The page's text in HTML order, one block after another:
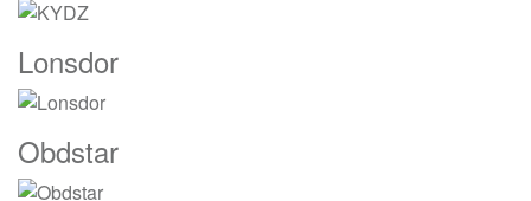
Lonsdor
Obdstar